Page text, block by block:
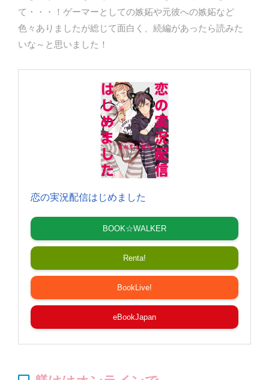
て・・・！ゲーマーとしての嫉妬や元彼への嫉妬など
色々ありましたが総じて面白く、続編があったら読みた
いな～と思いました！
恋の実況配信はじめました
BOOK☆WALKER
Renta!
BookLive!
eBookJapan